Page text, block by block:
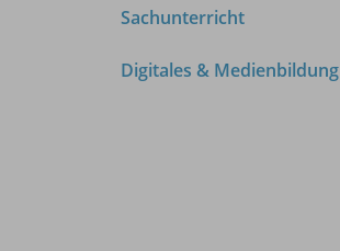
Sachunterricht
Digitales & Medienbildung